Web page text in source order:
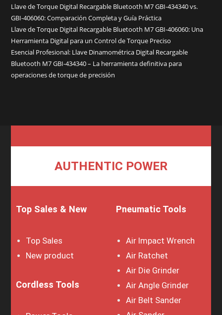
Llave de Torque Digital Recargable Bluetooth M7 GBI-434340 vs.
GBI-406060: Comparación Completa y Guía Práctica
Llave de Torque Digital Recargable Bluetooth M7 GBI-406060: Una
Herramienta Digital para un Control de Torque Preciso
Esencial Profesional: Llave Dinamométrica Digital Recargable
Bluetooth M7 GBI-434340 – La herramienta definitiva para
operaciones de torque de precisión
AUTHENTIC POWER
Top Sales & New
Top Sales
New product
Cordless Tools
Pneumatic Tools
Air Impact Wrench
Air Ratchet
Air Die Grinder
Air Angle Grinder
Air Belt Sander